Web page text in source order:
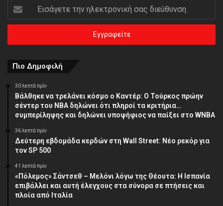
Εισάγετε
την
ηλεκτρονική
διεύθυνση
Πιο Δημοφιλή
30 λεπτά πρίν
Βάλθηκε να τρελάνει κόσμο ο Καντέρ: Ο Τούρκος πρώην
σέντερ του NBA δηλώνει ότι πληροί τα κριτήρια…
συμπερίληψης και δηλώνει υποψήφιος να παίξει στο WNBA
36 λεπτά πρίν
Δεύτερη εβδομάδα κερδών στη Wall Street: Νέο ρεκόρ για
τον SP 500
41 λεπτά πρίν
«Πόλεμος» Σάντσεθ – Μελόνι λόγω της Θέουτα: Η Ισπανία
επιβάλλει και αυτή έλεγχους στα σύνορα σε πτήσεις και
πλοία από Ιταλία